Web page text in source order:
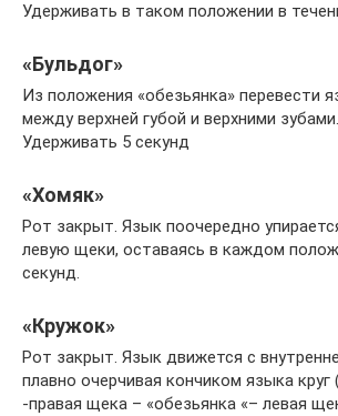
Удерживать в таком положении в
«Бульдог»
Из положения «обезьянка» перевести
между верхней губой и верхними
Удерживать 5 секунд
«Хомяк»
Рот закрыт. Язык поочередно
левую щеки, оставаясь в каждом
секунд.
«Кружок»
Рот закрыт. Язык движется с
плавно очерчивая кончиком языка круг
-правая щека – «обезьянка «– левая